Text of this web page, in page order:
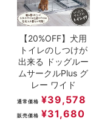
meeting_room ログイン
【20%OFF】犬用
トイレのしつけが
出来る ドッグルー
ムサークルPlus グ
レー ワイド
通常価格 ¥39,578
販売価格 ¥31,680